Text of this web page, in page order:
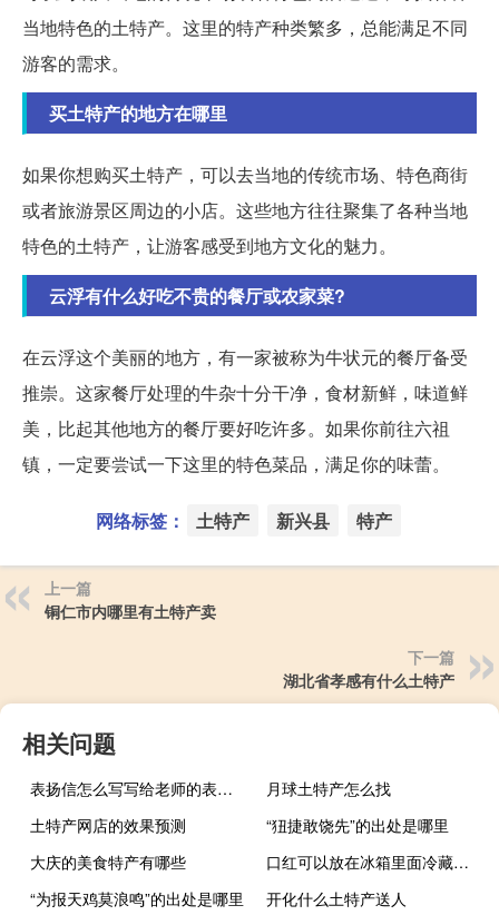
当地特色的土特产。这里的特产种类繁多，总能满足不同
游客的需求。
买土特产的地方在哪里
如果你想购买土特产，可以去当地的传统市场、特色商街
或者旅游景区周边的小店。这些地方往往聚集了各种当地
特色的土特产，让游客感受到地方文化的魅力。
云浮有什么好吃不贵的餐厅或农家菜?
在云浮这个美丽的地方，有一家被称为牛状元的餐厅备受
推崇。这家餐厅处理的牛杂十分干净，食材新鲜，味道鲜
美，比起其他地方的餐厅要好吃许多。如果你前往六祖
镇，一定要尝试一下这里的特色菜品，满足你的味蕾。
网络标签： 土特产 新兴县 特产
上一篇
铜仁市内哪里有土特产卖
下一篇
湖北省孝感有什么土特产
相关问题
表扬信怎么写写给老师的表扬信
月球土特产怎么找
土特产网店的效果预测
“狃捷敢饶先”的出处是哪里
大庆的美食特产有哪些
口红可以放在冰箱里面冷藏吗（口红可以放冰箱吗）
“为报天鸡莫浪鸣”的出处是哪里
开化什么土特产送人